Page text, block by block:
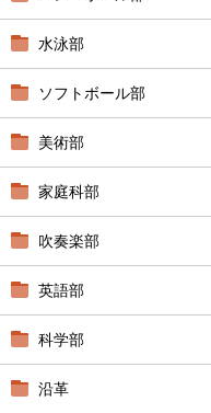
水泳部
ソフトボール部
美術部
家庭科部
吹奏楽部
英語部
科学部
沿革